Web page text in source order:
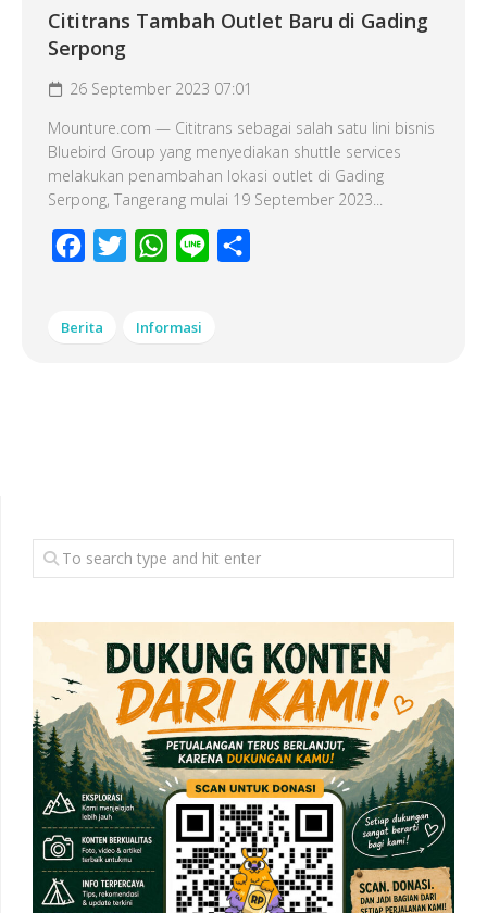
Cititrans Tambah Outlet Baru di Gading
Serpong
26 September 2023 07:01
Mounture.com — Cititrans sebagai salah satu lini bisnis
Bluebird Group yang menyediakan shuttle services
melakukan penambahan lokasi outlet di Gading
Serpong, Tangerang mulai 19 September 2023...
Facebook
Twitter WhatsApp
Line
Berita Informasi